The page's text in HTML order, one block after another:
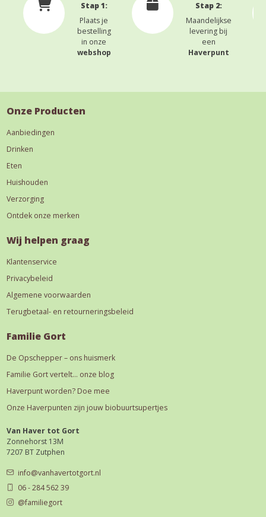
Stap 1:
Plaats je
bestelling
in onze
webshop
Stap 2:
Maandelijkse
levering bij
een
Haverpunt
Onze Producten
Aanbiedingen
Drinken
Eten
Huishouden
Verzorging
Ontdek onze merken
Wij helpen graag
Klantenservice
Privacybeleid
Algemene voorwaarden
Terugbetaal- en retourneringsbeleid
Familie Gort
De Opschepper – ons huismerk
Familie Gort vertelt… onze blog
Haverpunt worden? Doe mee
Onze Haverpunten zijn jouw biobuurtsupertjes
Van Haver tot Gort
Zonnehorst 13M
7207 BT Zutphen
info@vanhavertotgort.nl
06 - 284 562 39
@familiegort